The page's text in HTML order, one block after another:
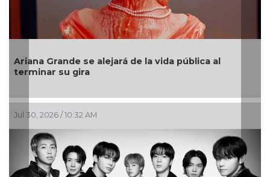
Ariana Grande se alejará de la vida pública al
terminar su gira
Jul 30, 2026 / 10:32 AM